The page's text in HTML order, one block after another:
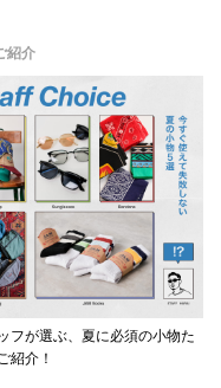
紹介
フが選ぶ、夏に必須の小物た
紹介！